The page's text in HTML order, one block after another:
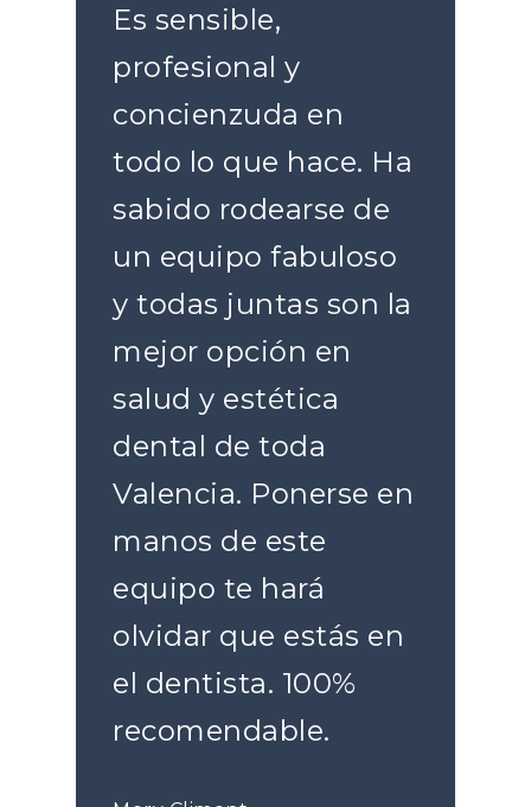
Es sensible,
profesional y
concienzuda en
todo lo que hace. Ha
sabido rodearse de
un equipo fabuloso
y todas juntas son la
mejor opción en
salud y estética
dental de toda
Valencia. Ponerse en
manos de este
equipo te hará
olvidar que estás en
el dentista. 100%
recomendable.